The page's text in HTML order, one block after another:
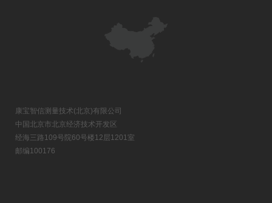
康宝智信测量技术(北京)有限公司
中国北京市北京经济技术开发区
经海三路109号院60号楼12层1201室
邮编100176